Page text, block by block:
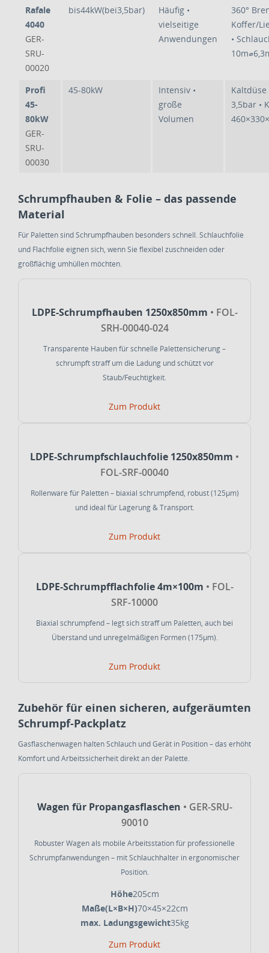
Rafale
4040
GER-
SRU-
00020
bis44kW(bei3,5bar)
Häufig •
vielseitige
Anwendungen
360°
Koffer/
•
Profi
45-
80kW
GER-
SRU-
00030
45-80kW
Intensiv •
große
Volumen
Kaltdüse
3,5bar •
Schrumpfhauben & Folie – das passende
Material
Für Paletten sind Schrumpfhauben besonders schnell. Schlauchfolie
und Flachfolie eignen sich, wenn Sie flexibel zuschneiden oder
großflächig umhüllen möchten.
LDPE-Schrumpfhauben 1250x850mm • FOL-
SRH-00040-024
Transparente Hauben für schnelle Palettensicherung –
schrumpft straff um die Ladung und schützt vor
Staub/Feuchtigkeit.
Zum Produkt
LDPE-Schrumpfschlauchfolie 1250x850mm •
FOL-SRF-00040
Rollenware für Paletten – biaxial schrumpfend, robust (125µm)
und ideal für Lagerung & Transport.
Zum Produkt
LDPE-Schrumpfflachfolie 4m×100m • FOL-
SRF-10000
Biaxial schrumpfend – legt sich straff um Paletten, auch bei
Überstand und unregelmäßigen Formen (175µm).
Zum Produkt
Zubehör für einen sicheren, aufgeräumten
Schrumpf-Packplatz
Gasflaschenwagen halten Schlauch und Gerät in Position – das erhöht
Komfort und Arbeitssicherheit direkt an der Palette.
Wagen für Propangasflaschen • GER-SRU-
90010
Robuster Wagen als mobile Arbeitsstation für professionelle
Schrumpfanwendungen – mit Schlauchhalter in ergonomischer
Position.
Höhe205cm
Maße(L×B×H)70×45×22cm
max. Ladungsgewicht35kg
Zum Produkt